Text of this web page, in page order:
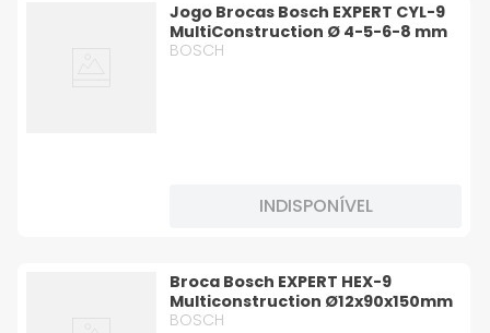
Jogo Brocas Bosch EXPERT CYL-9
MultiConstruction Ø 4-5-6-8 mm
BOSCH
INDISPONÍVEL
Broca Bosch EXPERT HEX-9
Multiconstruction Ø12x90x150mm
BOSCH